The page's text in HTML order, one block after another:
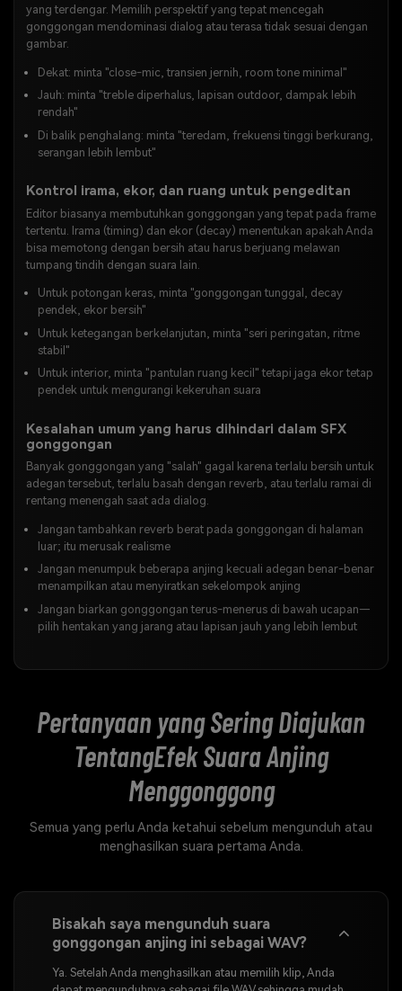
yang terdengar. Memilih perspektif yang tepat mencegah
gonggongan mendominasi dialog atau terasa tidak sesuai dengan
gambar.
Dekat: minta "close-mic, transien jernih, room tone minimal"
Jauh: minta "treble diperhalus, lapisan outdoor, dampak lebih
rendah"
Di balik penghalang: minta "teredam, frekuensi tinggi berkurang,
serangan lebih lembut"
Kontrol irama, ekor, dan ruang untuk pengeditan
Editor biasanya membutuhkan gonggongan yang tepat pada frame
tertentu. Irama (timing) dan ekor (decay) menentukan apakah Anda
bisa memotong dengan bersih atau harus berjuang melawan
tumpang tindih dengan suara lain.
Untuk potongan keras, minta "gonggongan tunggal, decay
pendek, ekor bersih"
Untuk ketegangan berkelanjutan, minta "seri peringatan, ritme
stabil"
Untuk interior, minta "pantulan ruang kecil" tetapi jaga ekor tetap
pendek untuk mengurangi kekeruhan suara
Kesalahan umum yang harus dihindari dalam SFX
gonggongan
Banyak gonggongan yang "salah" gagal karena terlalu bersih untuk
adegan tersebut, terlalu basah dengan reverb, atau terlalu ramai di
rentang menengah saat ada dialog.
Jangan tambahkan reverb berat pada gonggongan di halaman
luar; itu merusak realisme
Jangan menumpuk beberapa anjing kecuali adegan benar-benar
menampilkan atau menyiratkan sekelompok anjing
Jangan biarkan gonggongan terus-menerus di bawah ucapan—
pilih hentakan yang jarang atau lapisan jauh yang lebih lembut
Pertanyaan yang Sering Diajukan
TentangEfek Suara Anjing
Menggonggong
Semua yang perlu Anda ketahui sebelum mengunduh atau
menghasilkan suara pertama Anda.
Bisakah saya mengunduh suara
gonggongan anjing ini sebagai WAV?
Ya. Setelah Anda menghasilkan atau memilih klip, Anda